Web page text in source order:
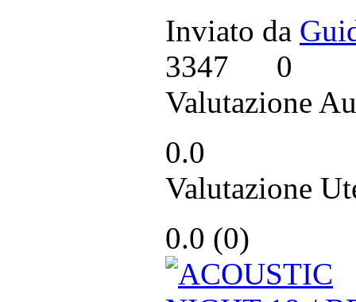
Inviato da
3347
0
Valutazione
0.0
Valutazione
0.0 (0)